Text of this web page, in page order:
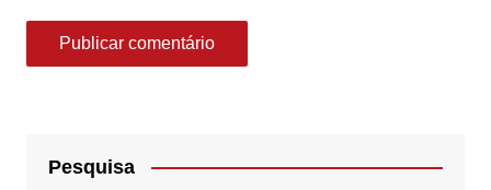
Pesquisa